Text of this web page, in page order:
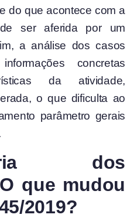
do que acontece com a
ser aferida por um
a análise dos casos
concretas
da atividade,
o que dificulta ao
parâmetro gerais
dos
que mudou
2019?